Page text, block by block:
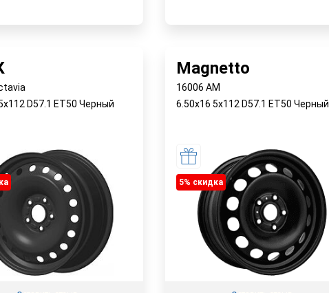
D57.1 ET50 Черный
Magnetto
16006 AM
6.50x16 5x112 D57.1 ET50 Черный
5% cкидка